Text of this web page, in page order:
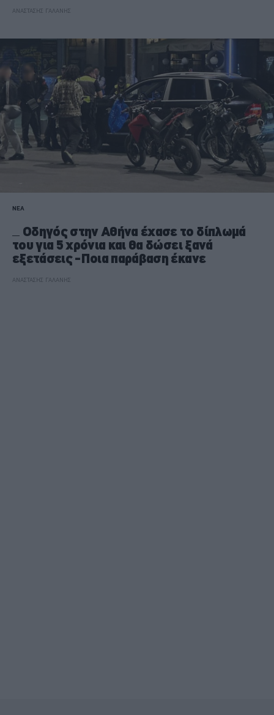
ΑΝΑΣΤΑΣΗΣ ΓΑΛΑΝΗΣ
ΝΕΑ
Οδηγός στην Αθήνα έχασε το δίπλωμά
του για 5 χρόνια και θα δώσει ξανά
εξετάσεις -Ποια παράβαση έκανε
ΑΝΑΣΤΑΣΗΣ ΓΑΛΑΝΗΣ